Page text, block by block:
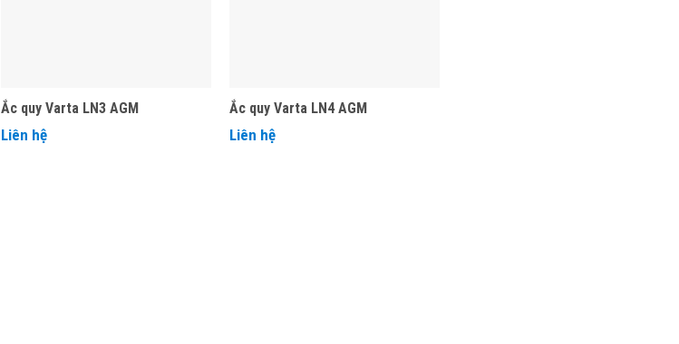
Ắc quy Varta LN3 AGM
Liên hệ
Ắc quy Varta LN4 AGM
Liên hệ